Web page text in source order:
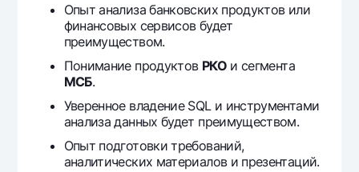
Опыт анализа банковских продуктов или
финансовых сервисов будет
преимуществом.
Понимание продуктов РКОи сегмента
МСБ.
Уверенное владение SQL и инструментами
анализа данных будет преимуществом.
Опыт подготовки требований,
аналитических материалов и презентаций.